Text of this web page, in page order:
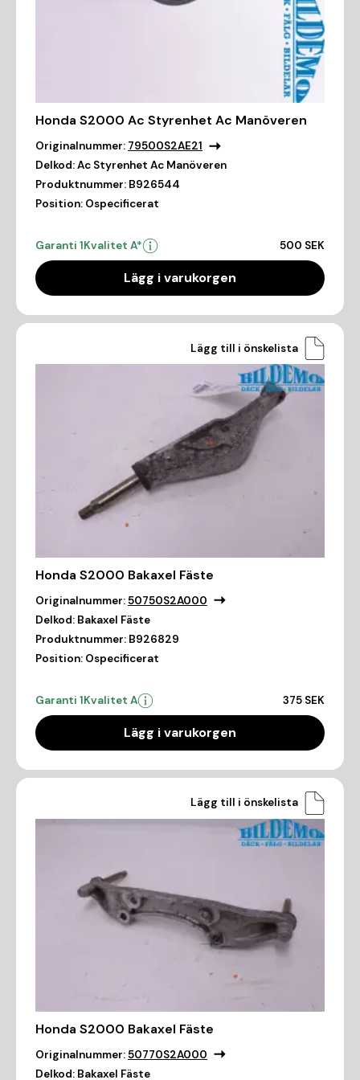
Honda S2000 Ac Styrenhet Ac Manöveren
Originalnummer: 79500S2AE21
Delkod:Ac Styrenhet Ac Manöveren
Produktnummer: B926544
Position: Ospecificerat
Garanti 1Kvalitet A* 500 SEK
Lägg i varukorgen
Lägg till i önskelista
Honda S2000 Bakaxel Fäste
Originalnummer:50750S2A000
Delkod: Bakaxel Fäste
Produktnummer: B926829
Position: Ospecificerat
Garanti 1Kvalitet A 375 SEK
Lägg i varukorgen
Lägg till i önskelista
Honda S2000 Bakaxel Fäste
Originalnummer:50770S2A000
Delkod: Bakaxel Fäste